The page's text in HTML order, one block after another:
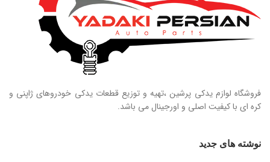
فروشگاه لوازم یدکی پرشین ،تهیه و توزیع قطعات یدکی خودروهای ژاپنی و
کره ای با کیفیت اصلی و اورجینال می باشد.
نوشته های جدید